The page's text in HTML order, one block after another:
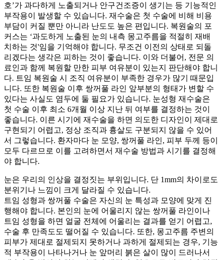
호’가 과다하게 노출되거나 안구건조증이 생기는 등 기능적인
부작용이 발생할 수 있습니다. 재수술은 첫 수술에 비해 비용
부담이 커질 뿐만 아니라 난도도 높은 편입니다. 복원술의 포
커스는 ‘과도하게 노출된 눈의 내측 몽고주름을 적절히 재배
치하는 것'임을 기억해야 합니다. 무조건 이전의 상태로 되돌
리겠다는 생각은 피하는 것이 좋습니다. 이와 더불어, 전문 의
료인과 함께 복원할 만한 피부 여유분이 있는지 판단해야 합니
다. 트임 복원술 시 조직 여유분이 부족한 경우가 많기 때문입
니다. 또한 복원술 이후 쌍꺼풀 라인 앞부분의 형태가 변할 수
있다는 사실도 염두에 둘 필요가 있습니다. 눈성형 재수술은
첫 수술 이후 최소 6개월 이상 지난 뒤 여부를 결정하는 것이
좋습니다. 이른 시기에 재수술을 하면 의도한 디자인이 제대로
구현되기 어렵고, 정상 조직과 흉살도 구분되지 않을 수 있어
서 그렇습니다. 환자마다 눈 모양, 쌍꺼풀 라인, 피부 두께 등이
모두 다르므로 이를 고려하면서 재수술 방법과 시기를 결정해
야 합니다.
눈은 우리의 인상을 결정짓는 부위입니다. 단 1mm의 차이로도
분위기나 느낌이 크게 달라질 수 있습니다.
트임 성형과 쌍꺼풀 수술은 자신의 눈 특성과 모양에 맞게 진
행해야 합니다. 본인의 눈에 어울리지 않는 쌍꺼풀 라인이나
트임 성형을 하면 얼굴 전체에 어울리는 결과를 얻기 어렵고,
수술 후 만족도도 떨어질 수 있습니다. 또한, 몽고주름 주변의
피부가 제대로 절제되지 못하거나 과하게 절제되는 경우, 기능
적 부작용이 나타나거나 눈 앞머리 붉은 살이 많이 드러나서